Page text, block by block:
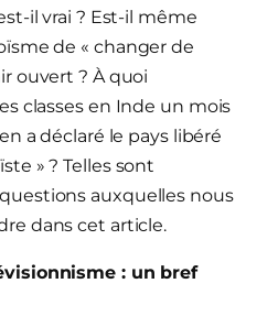
il vrai ? Est-il même
de « changer de
ouvert ? À quoi
classes en Inde un mois
a déclaré le pays libéré
» ? Telles sont
auxquelles nous
dans cet article.
: un bref